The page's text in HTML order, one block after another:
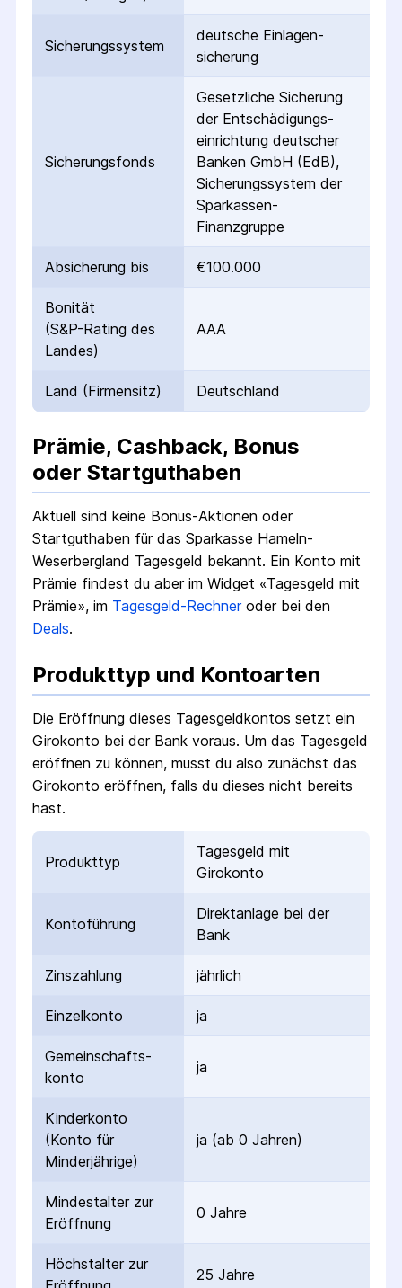
Sicherungs­system
deutsche Einlagen­
sicherung
Sicherungs­fonds
Gesetzliche Sicherung
der Entschädigungs­
einrichtung deutscher
Banken GmbH (EdB),
Sicherungssystem der
Sparkassen-
Finanzgruppe
Absicherung bis €100.000
Bonität
(S&P-Rating des
Landes)
AAA
Land (Firmensitz) Deutschland
Prämie, Cashback, Bonus
oder Startguthaben
Aktuell sind keine Bonus-Aktionen oder
Startguthaben für das Sparkasse Hameln-
Weserbergland Tagesgeld bekannt. Ein Konto mit
Prämie findest du aber im Widget «Tagesgeld mit
Prämie», im Tagesgeld-Rechneroder bei den
Deals.
Produkttyp und Kontoarten
Die Eröffnung dieses Tagesgeldkontos setzt ein
Girokonto bei der Bank voraus. Um das Tagesgeld
eröffnen zu können, musst du also zunächst das
Girokonto eröffnen, falls du dieses nicht bereits
hast.
Produkttyp
Tagesgeld mit
Girokonto
Kontoführung
Direktanlage bei der
Bank
Zinszahlung jährlich
Einzelkonto ja
Gemeinschafts­
konto
ja
Kinderkonto
(Konto für
Minderjährige)
ja (ab 0 Jahren)
Mindestalter zur
Eröffnung
0 Jahre
Höchstalter zur
25 Jahre